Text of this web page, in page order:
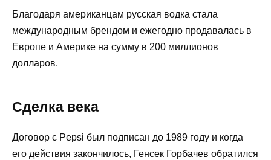
Благодаря американцам русская водка стала
международным брендом и ежегодно продавалась в
Европе и Америке на сумму в 200 миллионов
долларов.
Сделка века
Договор с Pepsi был подписан до 1989 году и когда
его действия закончилось, Генсек Горбачев обратился